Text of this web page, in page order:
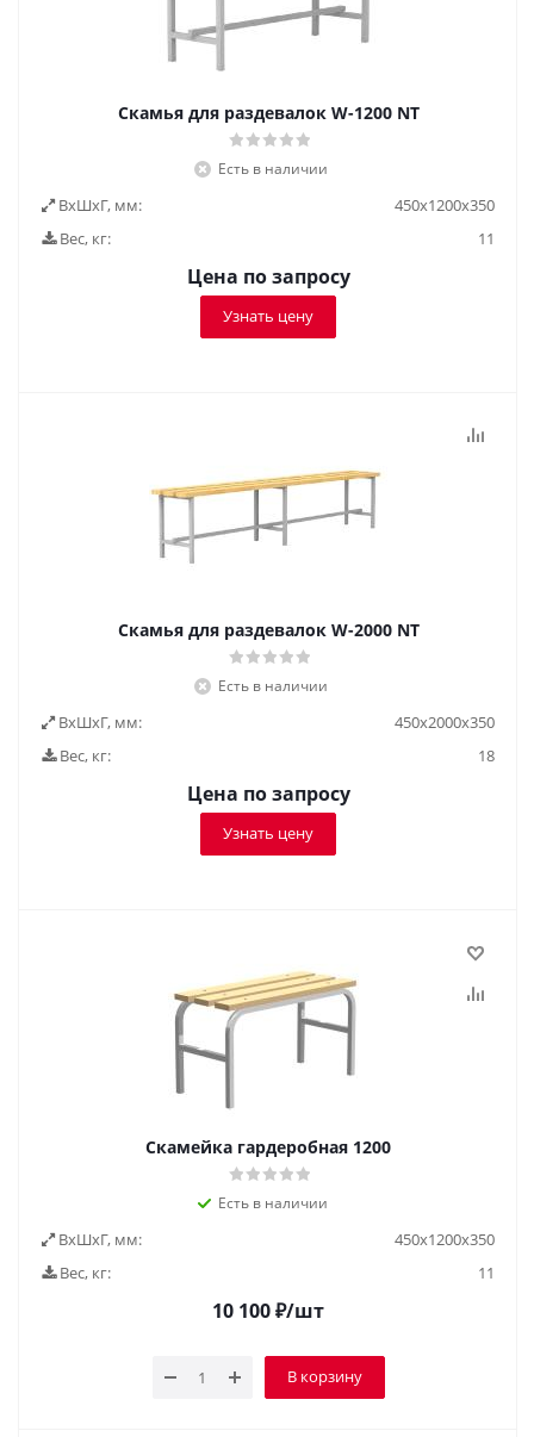
Скамья для раздевалок W-1200 NT
Есть в наличии
ВxШxГ, мм:
450x1200x350
Вес, кг:
11
Цена по запросу
Узнать цену
Скамья для раздевалок W-2000 NT
Есть в наличии
ВxШxГ, мм:
450x2000x350
Вес, кг:
18
Цена по запросу
Узнать цену
Скамейка гардеробная 1200
Есть в наличии
ВxШxГ, мм:
450x1200x350
Вес, кг:
11
10 100₽/шт
В корзину